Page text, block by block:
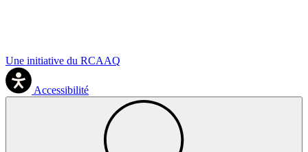
Une initiative du RCAAQ
Accessibilité